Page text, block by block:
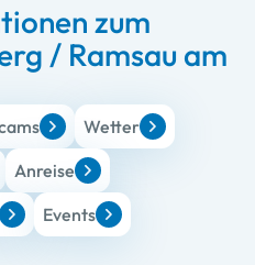
zum
/ Ramsau am
Wetter
Anreise
Events